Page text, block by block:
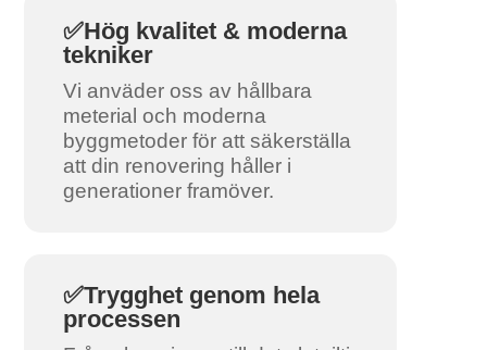
✅Hög kvalitet & moderna
tekniker
Vi anväder oss av hållbara
meterial och moderna
byggmetoder för att säkerställa
att din renovering håller i
generationer framöver.
✅Trygghet genom hela
processen